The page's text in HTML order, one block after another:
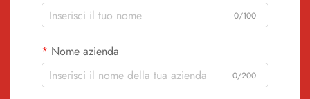
0/100
Nome azienda
0/200